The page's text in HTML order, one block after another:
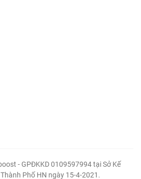
- GPĐKKD 0109597994 tại Sở Kế
Phố HN ngày 15-4-2021.